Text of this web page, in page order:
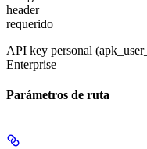
header
requerido
API key personal
Enterprise
Parámetros de ruta